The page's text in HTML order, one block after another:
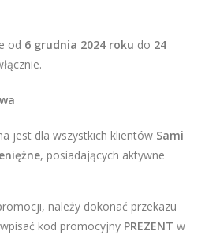
od 6 grudnia 2024 roku do 24
jest dla wszystkich klientów Sami
, posiadających aktywne
należy dokonać przekazu
kod promocyjny PREZENT w